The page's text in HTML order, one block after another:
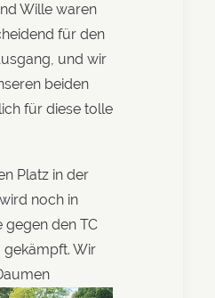
Wille waren
für den
und wir
beiden
für diese tolle
Platz in der
noch in
gegen den TC
Wir